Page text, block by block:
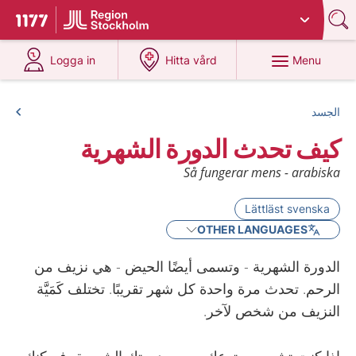
To start page for 1177
Du har valt region
Logga in
at 1177.se
Hitta vård
at 1177.se
Menu
الجسد
كيف تحدث الدورة الشهرية
Så fungerar mens - arabiska
Lättläst svenska
OTHER LANGUAGES
الدورة الشهرية - وتسمى أيضًا الحيض - هي نزيف من
الرحم. تحدث مرة واحدة كل شهر تقريبًا. تختلف كَمَيَّة
النزيف من شخص لآخر.